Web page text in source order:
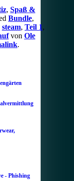
, Spaß &
Bundle,
steam, Teil 1,
von Ole
.